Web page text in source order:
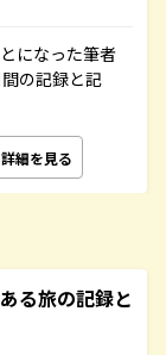
になった筆者
の記録と記
詳細を見る
る旅の記録と